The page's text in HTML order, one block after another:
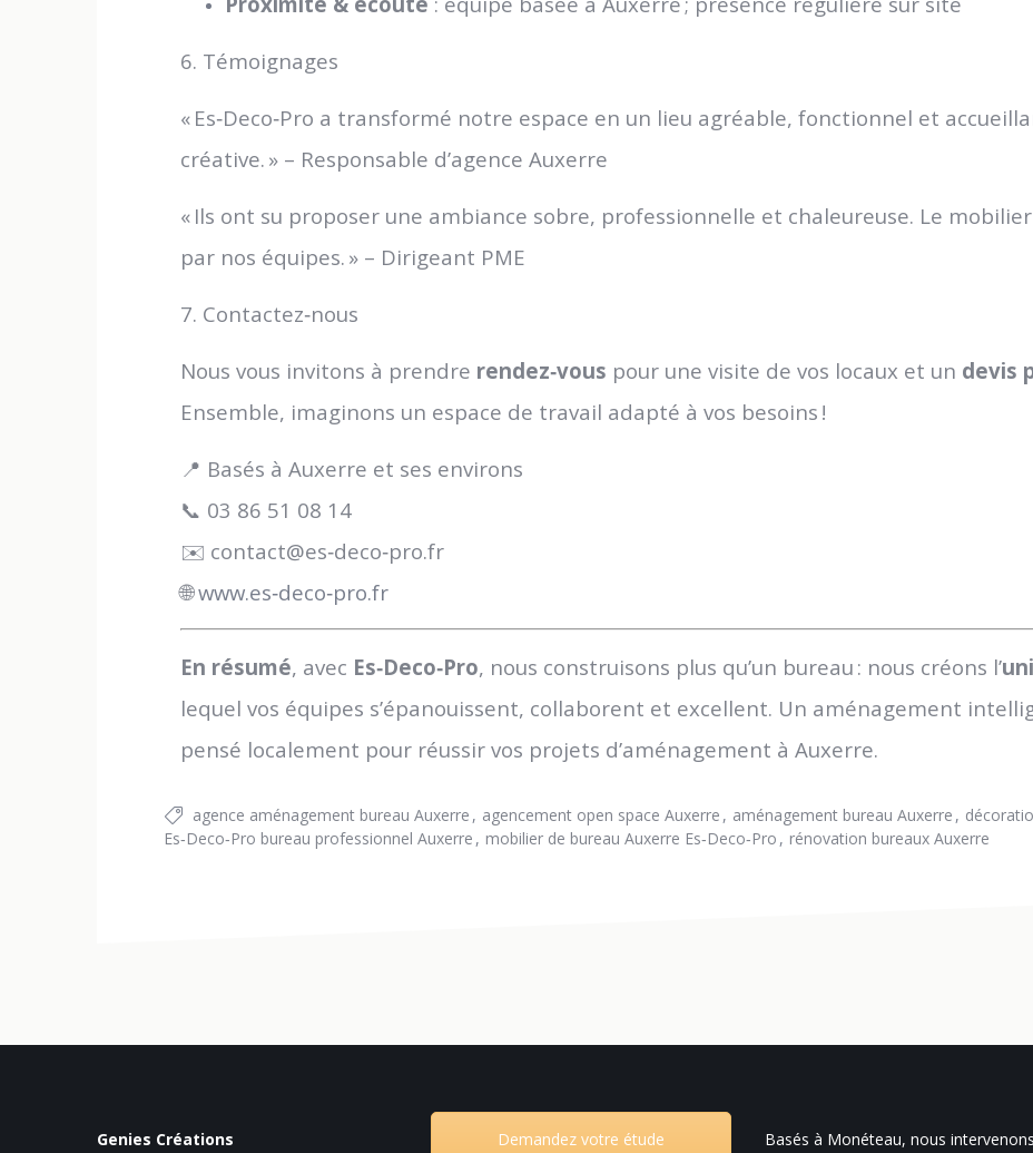
6. Témoignages
« Es‑Deco‑Pro a transformé notre espace en un lieu agréable, fonctionnel et
créative. » – Responsable d’agence Auxerre
« Ils ont su proposer une ambiance sobre, professionnelle et chaleureuse. Le
par nos équipes. » – Dirigeant PME
7. Contactez‑nous
Nous vous invitons à prendre rendez‑vous pour une visite de vos locaux et un devis
Ensemble, imaginons un espace de travail adapté à vos besoins !
📍 Basés à Auxerre et ses environs
📞 03 86 51 08 14
✉️ contact@es‑deco‑pro.fr
🌐www.es‑deco‑pro.fr
En résumé, avec Es‑Deco‑Pro, nous construisons plus qu’un bureau : nous créons l’
lequel vos équipes s’épanouissent, collaborent et excellent. Un aménagement
pensé localement pour réussir vos projets d’aménagement à Auxerre.
agence aménagement bureau Auxerre agencement open space Auxerre aménagement bureau Auxerre
Es‑Deco‑Pro bureau professionnel Auxerre
mobilier de bureau Auxerre Es‑Deco‑Pro rénovation bureaux Auxerre
Genies Créations
Demandez votre étude
Basés à Monéteau, nous intervenons